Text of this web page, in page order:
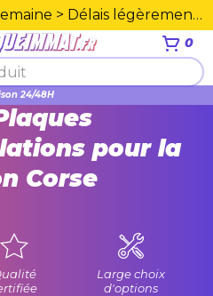
😎 Vacances d'été cette semaine > Délais légèrement rallongés. Merci☀️
0
24/48H
PMMA supérieure
pour la
Corse
Large choix
d'options